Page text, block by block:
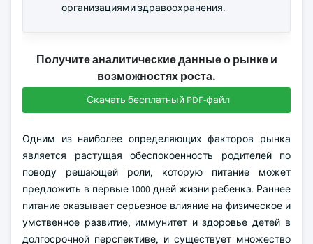
организациями здравоохранения.
Получите аналитические данные о рынке и
возможностях роста.
Скачать бесплатный PDF-файл
Одним из наиболее определяющих факторов рынка
является растущая обеспокоенность родителей по
поводу решающей роли, которую питание может
предложить в первые 1000 дней жизни ребенка. Раннее
питание оказывает серьезное влияние на физическое и
умственное развитие, иммунитет и здоровье детей в
долгосрочной перспективе, и существует множество